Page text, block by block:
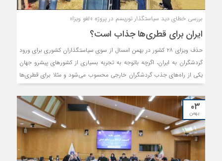
بررسی خطای دید سیاستگذار توریسم در پروژه «لغو ویزا»
ایران برای قطری‏‏‌ها جذاب است؟
حذف ویزای ۲۸ کشور در بهمن امسال از سوی سیاستگذاران کشوری برای ورود
گردشگران به ایران، اگرچه باتوجه به تجربه بسیاری از کشورهای پیشرو جهان
یکی از راه‌‌‌های جذب گردشگران خارجی محسوب می‌شود و مثلا برای قطری‌‌‌ها
کشورهاست، اما در واقع لغو ویزا، آخرین فاکتور گردشگرانی همچون قطری‌‌‌ها
برای سفر به یک کشور به‌‌‌شمار می‌رود.
۰۳
بهمن